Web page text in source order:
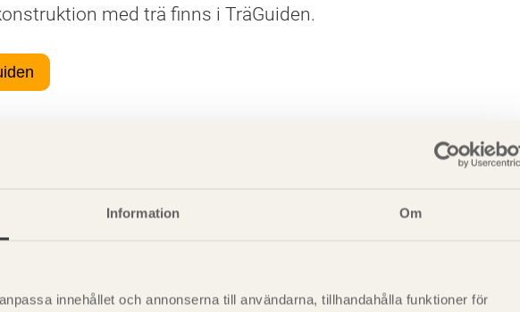
Information Om
innehållet och annonserna till användarna, tillhandahålla funktioner för
med trä finns i TräGuiden.